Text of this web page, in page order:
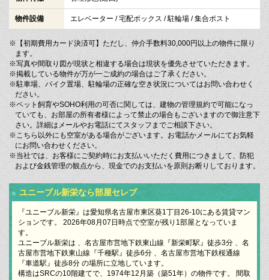
物件設備 エレベーター / 宅配ボックス / 駐輪場 / 集合ポスト
※【初期費用カード決済可】ただし、仲介手数料30,000円以上の物件に限り
ます。
※写真や間取り図が現状と相違する場合は現状を優先させていただきます。
※掲載している物件が万が一ご成約の場合はご了承ください。
※駐車場、バイク置場、駐輪場の正確な空き状況についてはお問い合わせく
ださい。
※ペット飼育やSOHO利用の可否に関しては、建物の管理規約で可能になっ
ていても、お部屋の所有者様によって禁止の場合もございますので御注意下
さい。詳細はメールやお電話にてスタッフまでご相談下さい。
※こちら以外にも空室がある場合がございます。お電話かメールにてお気軽
にお問い合わせください。
※当社では、お客様にご契約時にお支払いいただく費用につきまして、防犯
および金銭管理の観点から、現金でのお支払いを原則お断りしております。
ユニーブル新栄なら部屋セレブ
『ユニーブル新栄』は愛知県名古屋市東区葵1丁目26-10にある賃貸マン
ションです。 2026年08月07日時点で空室が残り1部屋となっていま
す。
ユニーブル新栄は 、名古屋市営地下鉄東山線『新栄町駅』徒歩3分 、名
古屋市営地下鉄東山線『千種駅』徒歩6分 、名古屋市営地下鉄桜通線
『車道駅』徒歩8分 の場所に立地しています。
構造はSRCの10階建てで、1974年12月築（築51年）の物件です。 間取